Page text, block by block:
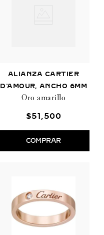
ALIANZA CARTIER
D'AMOUR, ANCHO 6MM
Oro amarillo
$51 ,500
COMPRAR